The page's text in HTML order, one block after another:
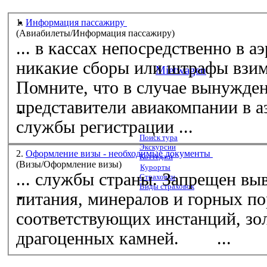
Mietwagen
Поиск тура
Экскурсии
Коттеджи
Курорты
Страховки
Виды страховок
1. Информация пассажиру
(Aвиабилеты/Информация пассажиру)
... в кассах непосредственно в
никакие сборы или штрафы
Помните, что в случае
представители авиакомпании в
службы регистрации ...
2.
Оформление визы - необходимые документы
(Визы/Оформление визы)
... службы страны. Запрещен вывоз некоторых продуктов
питания, минералов и горных
соответствующих инстанций,
драгоценных камней. ...